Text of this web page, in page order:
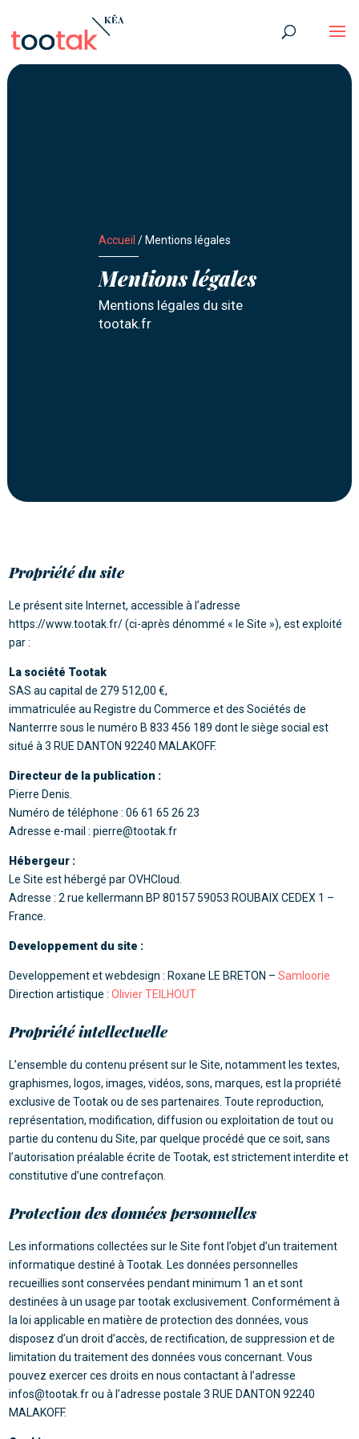
Accueil /Mentions légales
Mentions légales
Mentions légales du site
tootak.fr
Propriété du site
Le présent site Internet, accessible à l’adresse
https://www.tootak.fr/ (ci-après dénommé « le Site »), est exploité
par :
La société Tootak
SAS au capital de 279 512,00 €,
immatriculée au Registre du Commerce et des Sociétés de
Nanterrre sous le numéro B 833 456 189 dont le siège social est
situé à 3 RUE DANTON 92240 MALAKOFF.
Directeur de la publication :
Pierre Denis.
Numéro de téléphone : 06 61 65 26 23
Adresse e-mail : pierre@tootak.fr
Hébergeur :
Le Site est hébergé par OVHCloud.
Adresse : 2 rue kellermann BP 80157 59053 ROUBAIX CEDEX 1 –
France.
Developpement du site :
Developpement et webdesign : Roxane LE BRETON –Samloorie
Direction artistique :Olivier TEILHOUT
Propriété intellectuelle
L’ensemble du contenu présent sur le Site, notamment les textes,
graphismes, logos, images, vidéos, sons, marques, est la propriété
exclusive de Tootak ou de ses partenaires. Toute reproduction,
représentation, modification, diffusion ou exploitation de tout ou
partie du contenu du Site, par quelque procédé que ce soit, sans
l’autorisation préalable écrite de Tootak, est strictement interdite et
constitutive d’une contrefaçon.
Protection des données personnelles
Les informations collectées sur le Site font l’objet d’un traitement
informatique destiné à Tootak. Les données personnelles
recueillies sont conservées pendant minimum 1 an et sont
destinées à un usage par tootak exclusivement. Conformément à
la loi applicable en matière de protection des données, vous
disposez d’un droit d’accès, de rectification, de suppression et de
limitation du traitement des données vous concernant. Vous
pouvez exercer ces droits en nous contactant à l’adresse
infos@tootak.fr ou à l’adresse postale 3 RUE DANTON 92240
MALAKOFF.